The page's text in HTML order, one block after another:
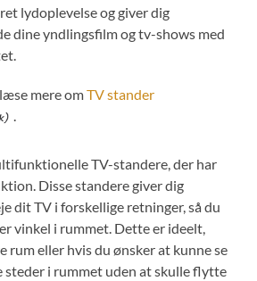
lydoplevelse og giver dig
dine yndlingsfilm og tv-shows med
mere omTV stander
TV-standere, der har
Disse standere giver dig
dit TV i forskellige retninger, så du
vinkel i rummet. Dette er ideelt,
rum eller hvis du ønsker at kunne se
steder i rummet uden at skulle flytte